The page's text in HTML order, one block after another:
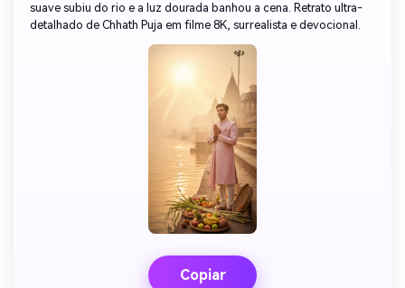
suave subiu do rio e a luz dourada banhou a cena. Retrato ultra-
detalhado de Chhath Puja em filme 8K, surrealista e devocional.
Copiar